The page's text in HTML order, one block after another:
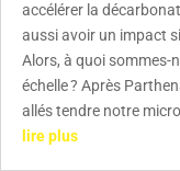
accélérer la
aussi avoir un impact
Alors, à quoi sommes-
échelle ? Après
allés tendre notre
lire plus